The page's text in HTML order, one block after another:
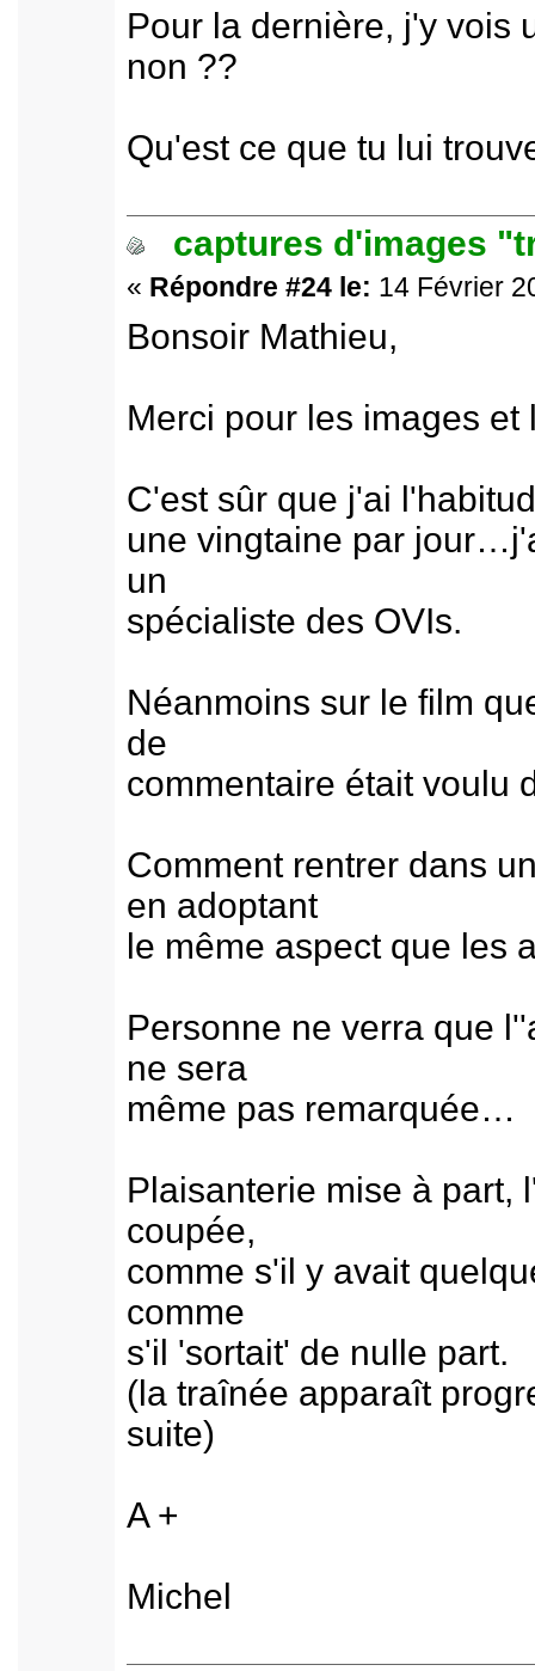
Pour la dernière, j'y vois
non ??
Qu'est ce que tu lui
captures d'images
« Répondre #24 le: 14 Février
Bonsoir Mathieu,
Merci pour les images et
C'est sûr que j'ai
une vingtaine par
un
spécialiste des OVIs.
Néanmoins sur le film
de
commentaire était voulu
Comment rentrer dans
en adoptant
le même aspect que les
Personne ne verra que
ne sera
même pas remarquée…
Plaisanterie mise à part,
coupée,
comme s'il y avait
comme
s'il 'sortait' de nulle part.
(la traînée apparaît
suite)
A +
Michel